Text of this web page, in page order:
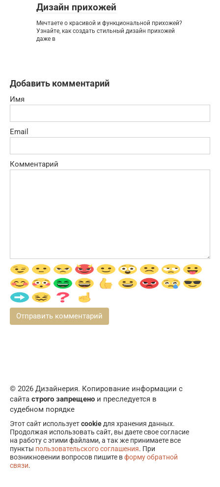
Дизайн прихожей
Мечтаете о красивой и функциональной прихожей?
Узнайте, как создать стильный дизайн прихожей
даже в
Добавить комментарий
Имя
Email
Комментарий
© 2026 Дизайнерия. Копирование информации с
сайта строго запрещено и преследуется в
судебном порядке
Этот сайт используетcookieдля хранения данных.
Продолжая использовать сайт, вы даете свое согласие
на работу с этими файлами, а так же принимаете все
пункты пользовательского соглашения. При
возникновении вопросов пишите вформу обратной
связи.